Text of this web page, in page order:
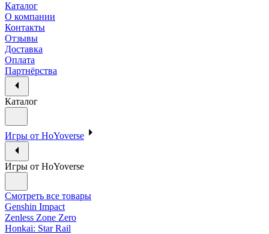
Каталог
О компании
Контакты
Отзывы
Доставка
Оплата
Партнёрства
Каталог
Игры от HoYoverse
Игры от HoYoverse
Смотреть все товары
Genshin Impact
Zenless Zone Zero
Honkai: Star Rail